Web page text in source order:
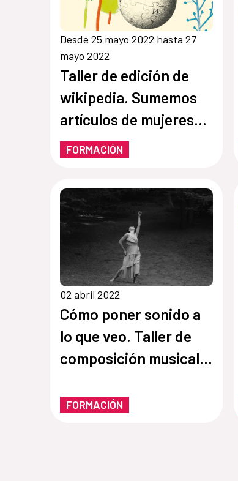
Desde 25 mayo 2022 hasta 27
mayo 2022
Taller de edición de
wikipedia. Sumemos
artículos de mujeres
escritoras
FORMACIÓN
02 abril 2022
Cómo poner sonido a
lo que veo. Taller de
composición musical
FORMACIÓN